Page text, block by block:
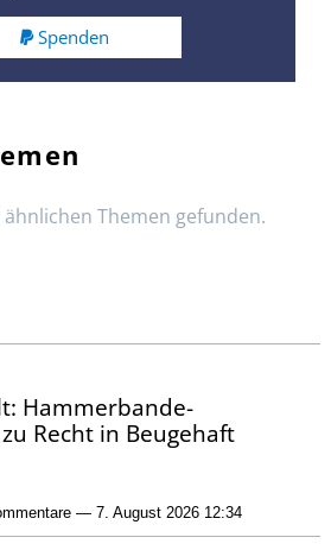
Spenden
Themen gefunden.
Hammerbande-
Recht in Beugehaft
— 7. August 2026 12:34